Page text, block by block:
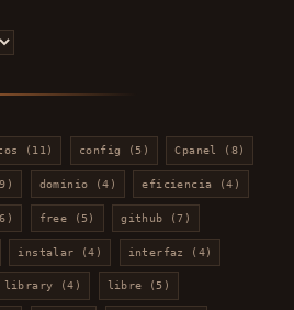
(11) config (5) Cpanel (8)
dominio (4) eficiencia (4)
free (5) github (7)
instalar (4) interfaz (4)
library (4) libre (5)